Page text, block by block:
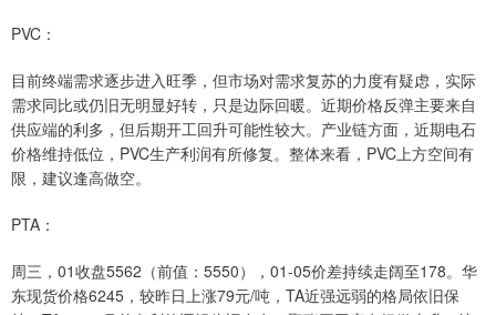
PVC：
目前终端需求逐步进入旺季，但市场对需求复苏的力度有疑虑，实际
需求同比或仍旧无明显好转，只是边际回暖。近期价格反弹主要来自
供应端的利多，但后期开工回升可能性较大。产业链方面，近期电石
价格维持低位，PVC生产利润有所修复。整体来看，PVC上方空间有
限，建议逢高做空。
PTA：
周三，01收盘5562（前值：5550），01-05价差持续走阔至178。华
东现货价格6245，较昨日上涨79元/吨，TA近强远弱的格局依旧保